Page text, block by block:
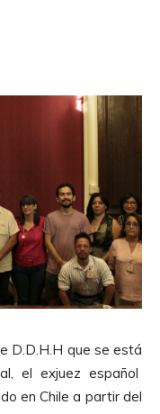
D.D.H.H que se está
el exjuez español
en Chile a partir del